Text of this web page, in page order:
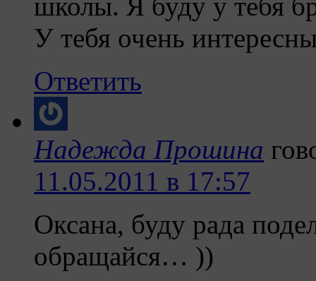
У тебя очень
Ответить
Надежда Прошина
11.05.2011 в 17:57
Оксана, буду рада
обращайся… ))